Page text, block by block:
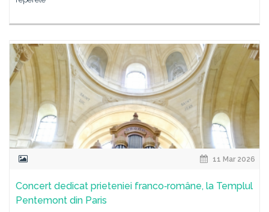
11 Mar 2026
Concert dedicat prieteniei franco‑române, la Templul
Pentemont din Paris